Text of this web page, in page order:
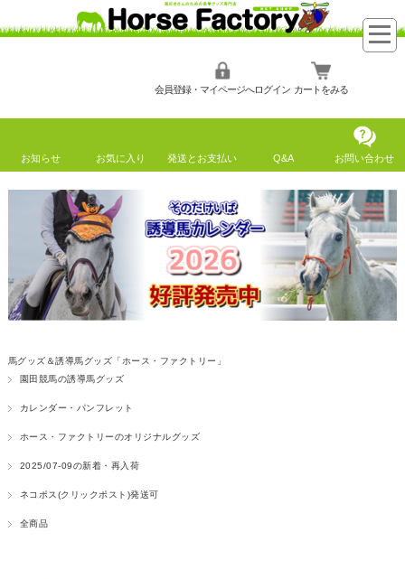
会員登録・マイページへログイン カートをみる
お知らせ お気に入り 発送とお支払い Q&A お問い合わせ
馬グッズ＆誘導馬グッズ「ホース・ファクトリー」
園田競馬の誘導馬グッズ
カレンダー・パンフレット
ホース・ファクトリーのオリジナルグッズ
2025/07-09の新着・再入荷
ネコポス(クリックポスト)発送可
全商品